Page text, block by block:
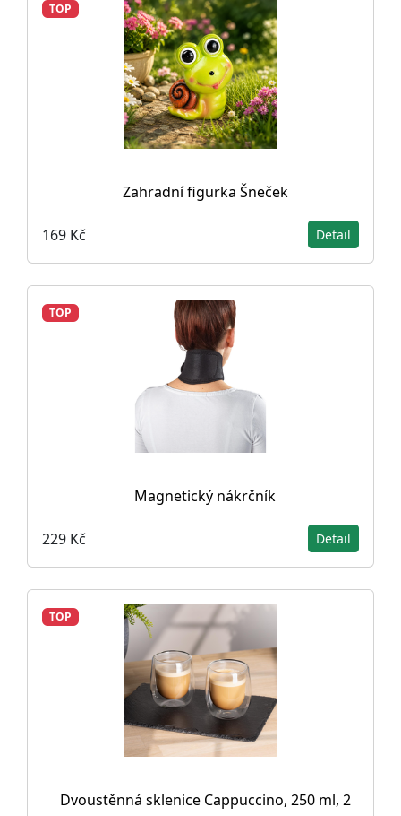
TOP
Zahradní figurka Šneček
169 Kč Detail
TOP
Magnetický nákrčník
229 Kč Detail
TOP
Dvoustěnná sklenice Cappuccino, 250 ml, 2